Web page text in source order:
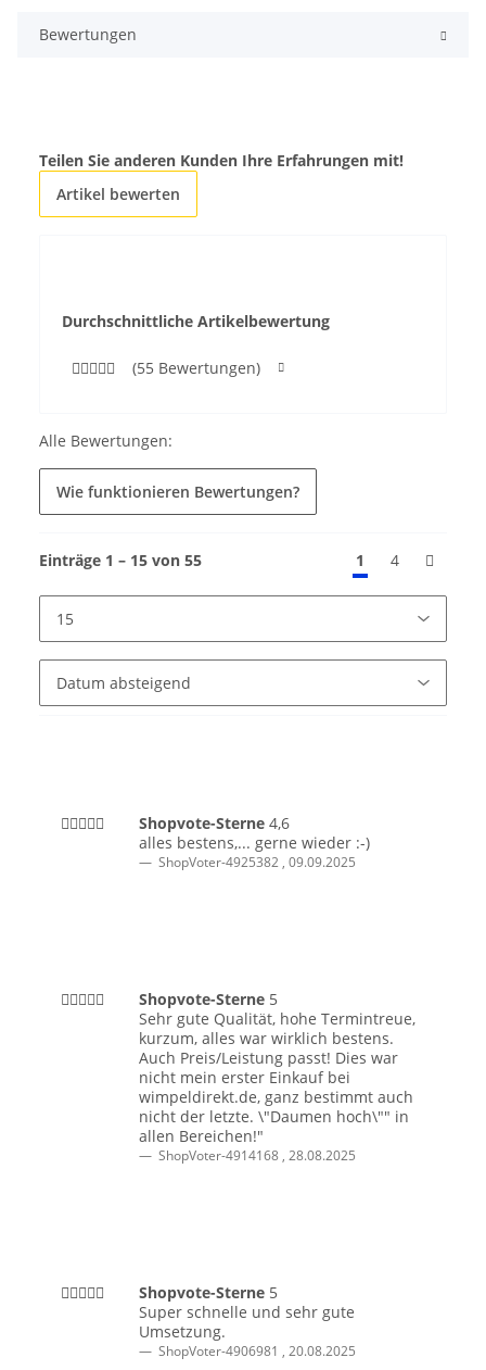
Bewertungen
Durchschnittliche Artikelbewertung
(55 Bewertungen)
Teilen Sie anderen Kunden Ihre Erfahrungen mit!
Artikel bewerten
Alle Bewertungen:
Wie funktionieren Bewertungen?
Einträge 1 – 15 von 55 1 4
Shopvote-Sterne 4,6
alles bestens,... gerne wieder :-)
ShopVoter-4925382 , 09.09.2025
Shopvote-Sterne 5
Sehr gute Qualität, hohe Termintreue,
kurzum, alles war wirklich bestens.
Auch Preis/Leistung passt! Dies war
nicht mein erster Einkauf bei
wimpeldirekt.de, ganz bestimmt auch
nicht der letzte. \"Daumen hoch\"" in
allen Bereichen!"
ShopVoter-4914168 , 28.08.2025
Shopvote-Sterne 5
Super schnelle und sehr gute
Umsetzung.
ShopVoter-4906981 , 20.08.2025